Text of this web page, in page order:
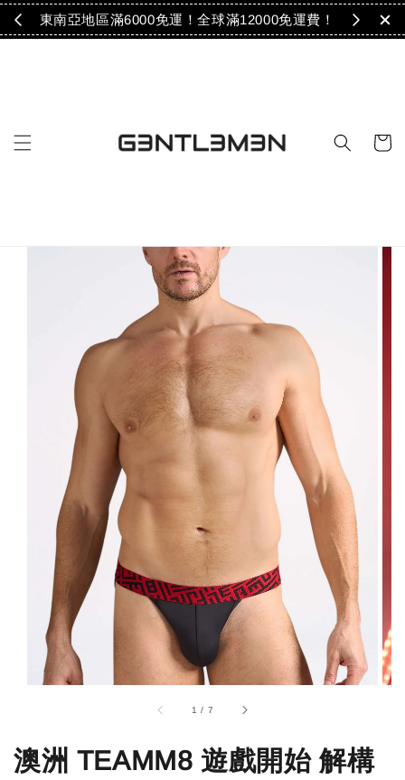
！ 東南亞地區滿6000免運！全球滿12000免運費！
1 / 7
澳洲 TEAMM8 遊戲開始 解構